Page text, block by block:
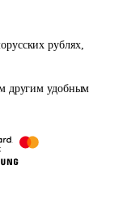
рублях,
другим удобным